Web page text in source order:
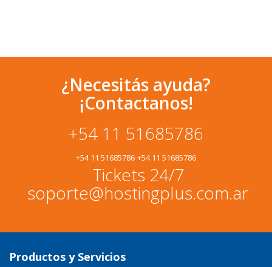
¿Necesitás ayuda?
¡Contactanos!
+54 11 51685786
+54 11 51685786 +54 11 51685786
Tickets 24/7
soporte@hostingplus.com.ar
Productos y Servicios